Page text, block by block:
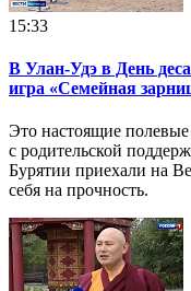
15:33
В Улан-Удэ в День
игра «Семейная
Это настоящие полевые
с родительской
Бурятии приехали на
себя на прочность.